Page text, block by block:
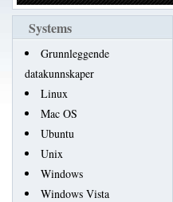
Systems
Grunnleggende
datakunnskaper
Linux
Mac OS
Ubuntu
Unix
Windows
Windows Vista